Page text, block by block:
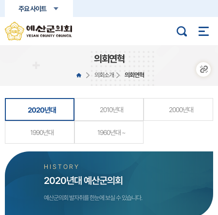
본문바로가기
주요 사이트
의회연혁
의회소개 의회연혁
2020년대
HISTORY
2020년대 예산군의회
예산군의회 발자취를 한눈에 보실 수 있습니다.
2010년대 2000년대
1990년대 1960년대 ~